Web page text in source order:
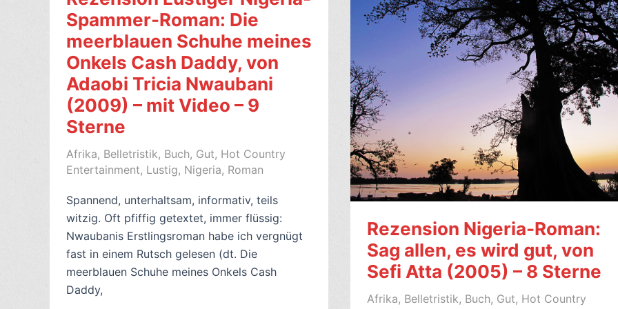
Nigeria:
Selbstironie
mit
Nkem
Owoh
(Osuofia)
Spammer-Roman: Die
meerblauen Schuhe meines
Onkels Cash Daddy, von
Adaobi Tricia Nwaubani
(2009) – mit Video – 9
Sterne
Afrika, Belletristik, Buch, Gut, Hot Country
Entertainment, Lustig, Nigeria, Roman
Spannend, unterhaltsam, informativ, teils
witzig. Oft pfiffig getextet, immer flüssig:
Nwaubanis Erstlingsroman habe ich vergnügt
fast in einem Rutsch gelesen (dt. Die
meerblauen Schuhe meines Onkels Cash
Daddy,
Rezension Nigeria-Roman:
Sag allen, es wird gut, von
Sefi Atta (2005) – 8 Sterne
Afrika, Belletristik, Buch, Gut, Hot Country